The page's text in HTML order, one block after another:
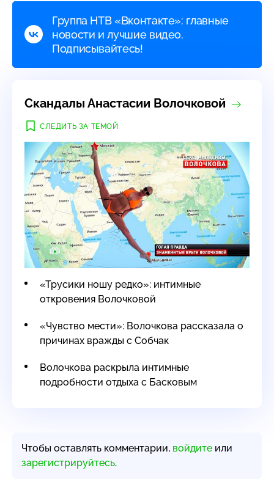
Группа НТВ «Вконтакте»: главные
новости и лучшие видео.
Подписывайтесь!
Скандалы Анастасии Волочковой
СЛЕДИТЬ ЗА ТЕМОЙ
«Трусики ношу редко»: интимные
откровения Волочковой
«Чувство мести»: Волочкова рассказала о
причинах вражды с Собчак
Волочкова раскрыла интимные
подробности отдыха с Басковым
Чтобы оставлять комментарии, войдите или
зарегистрируйтесь.